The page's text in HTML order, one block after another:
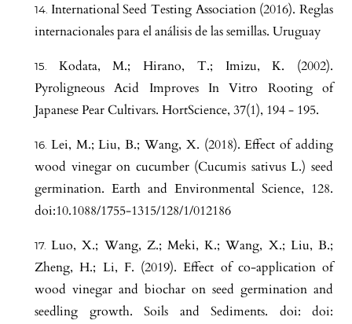
International Seed Testing Association (2016). Reglas
internacionales para el análisis de las semillas. Uruguay
Kodata, M.; Hirano, T.; Imizu, K. (2002).
Pyroligneous Acid Improves In Vitro Rooting of
Japanese Pear Cultivars. HortScience, 37(1), 194 - 195.
Lei, M.; Liu, B.; Wang, X. (2018). Effect of adding
wood vinegar on cucumber (Cucumis sativus L.) seed
germination. Earth and Environmental Science, 128.
doi:10.1088/1755-1315/128/1/012186
Luo, X.; Wang, Z.; Meki, K.; Wang, X.; Liu, B.;
Zheng, H.; Li, F. (2019). Effect of co-application of
wood vinegar and biochar on seed germination and
seedling growth. Soils and Sediments. doi: doi: